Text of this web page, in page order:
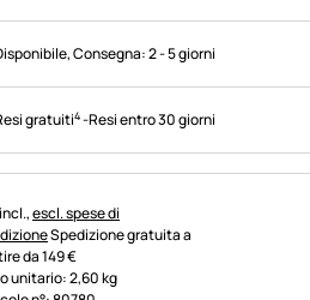
, Consegna:2 - 5 giorni
gratuiti4-Resi entro 30 giorni
fiscali:
escl. spese di
Spedizione gratuita a
da 149 €
unitario: 2,60 kg